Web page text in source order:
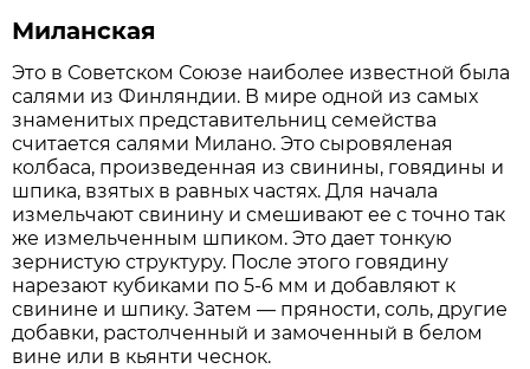
Миланская
Это в Советском Союзе наиболее известной была
салями из Финляндии. В мире одной из самых
знаменитых представительниц семейства
считается салями Милано. Это сыровяленая
колбаса, произведенная из свинины, говядины и
шпика, взятых в равных частях. Для начала
измельчают свинину и смешивают ее с точно так
же измельченным шпиком. Это дает тонкую
зернистую структуру. После этого говядину
нарезают кубиками по 5-6 мм и добавляют к
свинине и шпику. Затем — пряности, соль, другие
добавки, растолченный и замоченный в белом
вине или в кьянти чеснок.